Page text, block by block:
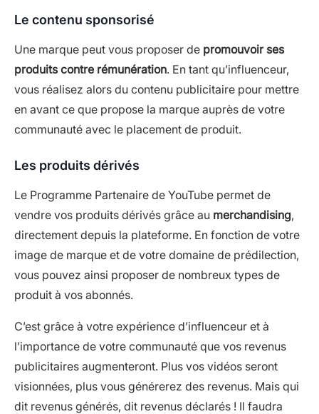
Le contenu sponsorisé
Une marque peut vous proposer de promouvoir ses
produits contre rémunération. En tant qu’influenceur,
vous réalisez alors du contenu publicitaire pour mettre
en avant ce que propose la marque auprès de votre
communauté avec le placement de produit.
Les produits dérivés
Le Programme Partenaire de YouTube permet de
vendre vos produits dérivés grâce au merchandising,
directement depuis la plateforme. En fonction de votre
image de marque et de votre domaine de prédilection,
vous pouvez ainsi proposer de nombreux types de
produit à vos abonnés.
C’est grâce à votre expérience d’influenceur et à
l’importance de votre communauté que vos revenus
publicitaires augmenteront. Plus vos vidéos seront
visionnées, plus vous générerez des revenus. Mais qui
dit revenus générés, dit revenus déclarés ! Il faudra